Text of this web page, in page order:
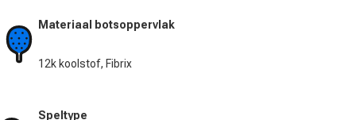
Materiaal botsoppervlak
12k koolstof, Fibrix
Speltype